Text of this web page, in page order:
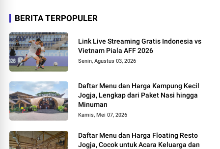
BERITA TERPOPULER
Link Live Streaming Gratis Indonesia vs
Vietnam Piala AFF 2026
Senin, Agustus 03, 2026
Daftar Menu dan Harga Kampung Kecil
Jogja, Lengkap dari Paket Nasi hingga
Minuman
Kamis, Mei 07, 2026
Daftar Menu dan Harga Floating Resto
Jogja, Cocok untuk Acara Keluarga dan